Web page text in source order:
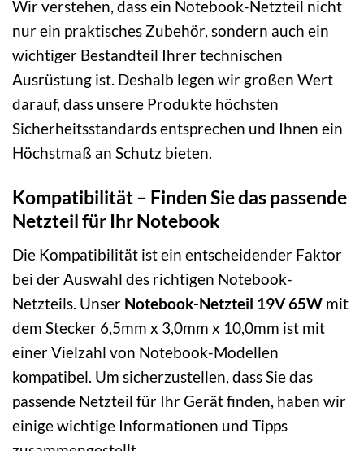
Wir verstehen, dass ein Notebook-Netzteil nicht
nur ein praktisches Zubehör, sondern auch ein
wichtiger Bestandteil Ihrer technischen
Ausrüstung ist. Deshalb legen wir großen Wert
darauf, dass unsere Produkte höchsten
Sicherheitsstandards entsprechen und Ihnen ein
Höchstmaß an Schutz bieten.
Kompatibilität – Finden Sie das passende
Netzteil für Ihr Notebook
Die Kompatibilität ist ein entscheidender Faktor
bei der Auswahl des richtigen Notebook-
Netzteils. Unser Notebook-Netzteil 19V 65W mit
dem Stecker 6,5mm x 3,0mm x 10,0mm ist mit
einer Vielzahl von Notebook-Modellen
kompatibel. Um sicherzustellen, dass Sie das
passende Netzteil für Ihr Gerät finden, haben wir
einige wichtige Informationen und Tipps